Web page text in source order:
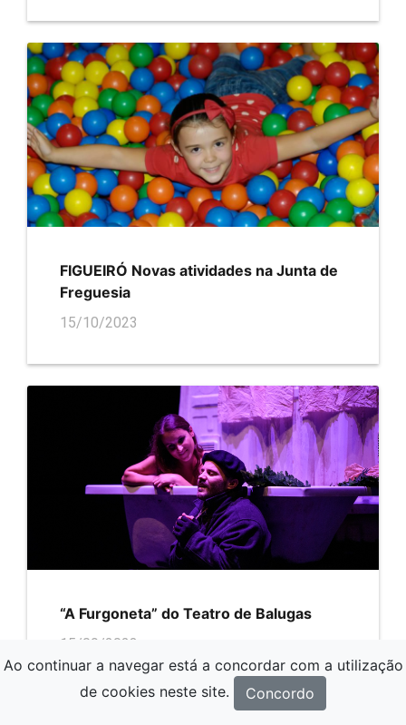
FIGUEIRÓ Novas atividades na Junta de
Freguesia
15/10/2023
“A Furgoneta” do Teatro de Balugas
15/09/2023
Ao continuar a navegar está a concordar com a utilização
de cookies neste site.
Concordo